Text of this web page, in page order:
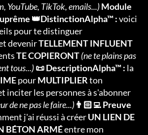
YouTube, TikTok, emails...)Module
👑DistinctionAlpha™ :voici
pour te distinguer
devenirTELLEMENT INFLUENT
TE COPIERONT(ne te plains pas
tous...)📜 DescriptionAlpha™ : la
pourMULTIPLIERton
inciter les personnes à s'abonner
de ne pas le faire...)👨🏻‍💻 Preuve
j'ai réussi à créerUN LIEN DE
BÉTON ARMÉentre mon